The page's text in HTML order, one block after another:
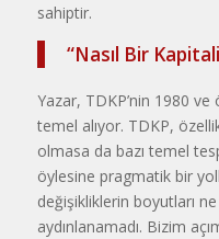
sahiptir.
“Nasıl Bir
Yazar, TDKP’nin 1980
temel alıyor. TDKP,
olmasa da bazı temel
öylesine pragmatik bir
değişikliklerin boyutları
aydınlanamadı. Bizim